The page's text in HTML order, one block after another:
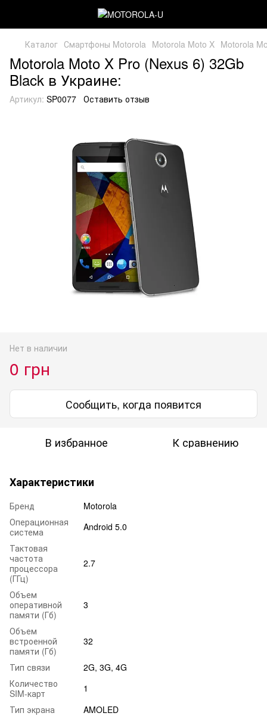
Каталог Смартфоны Motorola Motorola Moto X Motorola
Motorola Moto X Pro (Nexus 6) 32Gb
Black в Украине:
Артикул: SP0077 Оставить отзыв
Нет в наличии
0 грн
Сообщить, когда появится
В избранное К сравнению
Характеристики
Бренд
Motorola
Операционная
система
Android 5.0
Тактовая
частота
процессора
(ГГц)
2.7
Объем
оперативной
памяти (Гб)
3
Объем
встроенной
памяти (Гб)
32
Тип связи
2G, 3G, 4G
Количество
SIM-карт
1
Тип экрана
AMOLED